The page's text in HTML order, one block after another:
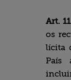
Art.
os
lícita
País